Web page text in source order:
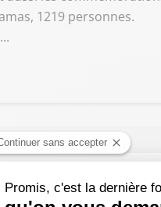
1219 personnes.